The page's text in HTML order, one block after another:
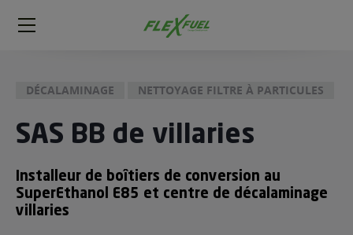
FlexFuel
Méga
E85
DÉCALAMINAGE NETTOYAGE FILTRE À PARTICULES
SAS BB de villaries
Installeur de boîtiers de conversion au
SuperEthanol E85 et centre de décalaminage
villaries